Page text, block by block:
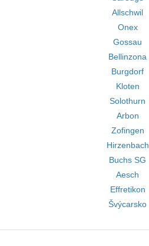
Allschwil
Onex
Gossau
Bellinzona
Burgdorf
Kloten
Solothurn
Arbon
Zofingen
Hirzenbach
Buchs SG
Aesch
Effretikon
Švýcarsko